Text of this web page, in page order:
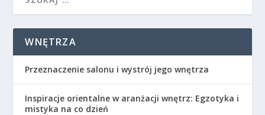
WNĘTRZA
Przeznaczenie salonu i wystrój jego wnętrza
Inspiracje orientalne w aranżacji wnętrz: Egzotyka i
mistyka na co dzień